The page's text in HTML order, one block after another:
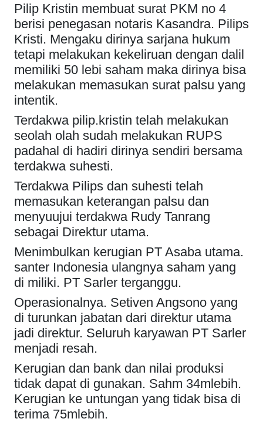
Pilip Kristin membuat surat PKM no 4
berisi penegasan notaris Kasandra. Pilips
Kristi. Mengaku dirinya sarjana hukum
tetapi melakukan kekeliruan dengan dalil
memiliki 50 lebi saham maka dirinya bisa
melakukan memasukan surat palsu yang
intentik.
Terdakwa pilip.kristin telah melakukan
seolah olah sudah melakukan RUPS
padahal di hadiri dirinya sendiri bersama
terdakwa suhesti.
Terdakwa Pilips dan suhesti telah
memasukan keterangan palsu dan
menyuujui terdakwa Rudy Tanrang
sebagai Direktur utama.
Menimbulkan kerugian PT Asaba utama.
santer Indonesia ulangnya saham yang
di miliki. PT Sarler terganggu.
Operasionalnya. Setiven Angsono yang
di turunkan jabatan dari direktur utama
jadi direktur. Seluruh karyawan PT Sarler
menjadi resah.
Kerugian dan bank dan nilai produksi
tidak dapat di gunakan. Sahm 34mlebih.
Kerugian ke untungan yang tidak bisa di
terima 75mlebih.